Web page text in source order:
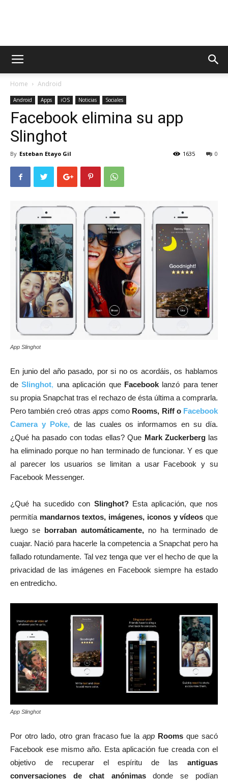
AppsTonic
Home Android
Android Apps iOS Noticias Sociales
Facebook elimina su app
Slinghot
By Esteban Etayo Gil 0
1635
App Slinghot
En junio del año pasado, por si no os acordáis, os hablamos
deSlinghot, una aplicación que Facebooklanzó para tener
su propia Snapchat tras el rechazo de ésta última a comprarla.
Pero también creó otras apps como Rooms, Riff o Facebook
Camera y Poke,de las cuales os informamos en su día.
¿Qué ha pasado con todas ellas? Que Mark Zuckerberglas
ha eliminado porque no han terminado de funcionar. Y es que
al parecer los usuarios se limitan a usar Facebook y su
Facebook Messenger.
¿Qué ha sucedido con Slinghot?Esta aplicación, que nos
permitía mandarnos textos, imágenes, iconos y vídeos que
luego se borraban automáticamente, no ha terminado de
cuajar. Nació para hacerle la competencia a Snapchat pero ha
fallado rotundamente. Tal vez tenga que ver el hecho de que la
privacidad de las imágenes en Facebook siempre ha estado
en entredicho.
App Slinghot
Por otro lado, otro gran fracaso fue laapp Rooms que sacó
Facebook ese mismo año. Esta aplicación fue creada con el
objetivo de recuperar el espíritu de las antiguas
conversaciones de chat anónimasdonde se podían